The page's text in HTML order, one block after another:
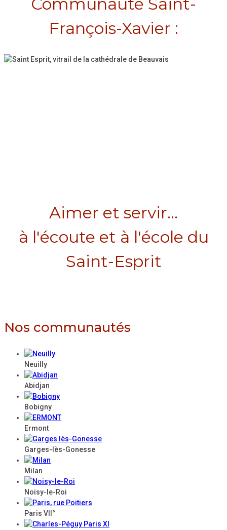
François-Xavier :
Aimer et servir...
à l'écoute et à l'école du
Saint-Esprit
Nos communautés
Neuilly
Abidjan
Bobigny
Ermont
Garges-lès-Gonesse
Milan
Noisy-le-Roi
Paris VII °